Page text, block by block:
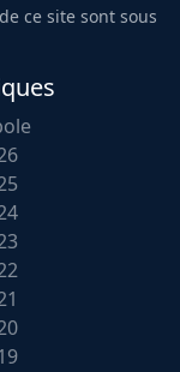
ce site sont sous